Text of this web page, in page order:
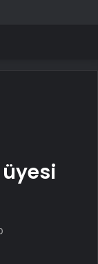
üyesi